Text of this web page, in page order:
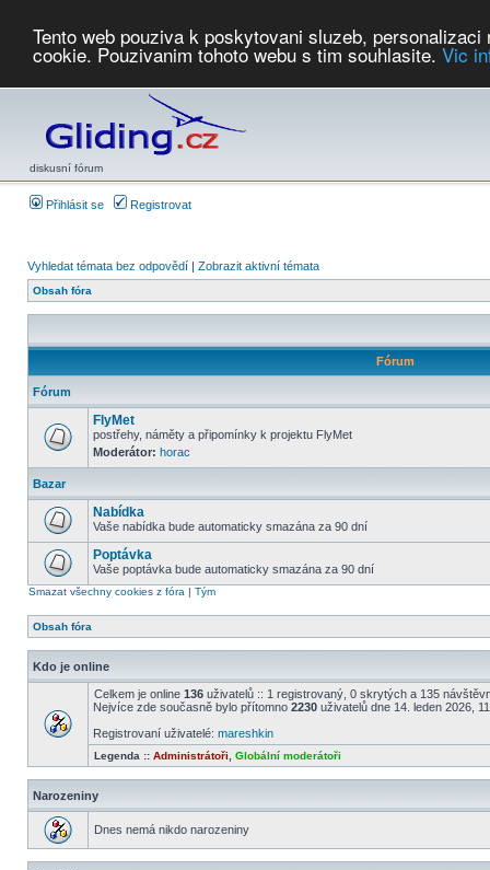
Tento web pouziva k poskytovani sluzeb,
cookie. Pouzivanim tohoto webu s tim souhlasite. Vic
diskusní fórum
Přihlásit se Registrovat
Vyhledat témata bez odpovědí | Zobrazit aktivní témata
Obsah fóra
Fórum
Fórum
FlyMet
postřehy, náměty a připomínky k projektu FlyMet
Moderátor: horac
Bazar
Nabídka
Vaše nabídka bude automaticky smazána za 90 dní
Poptávka
Vaše poptávka bude automaticky smazána za 90 dní
Smazat všechny cookies z fóra | Tým
Obsah fóra
Kdo je online
Celkem je online 136 uživatelů :: 1 registrovaný, 0 skrytých a 135
Nejvíce zde současně bylo přítomno 2230 uživatelů dne 14. leden 2026,
Registrovaní uživatelé: mareshkin
Legenda :: Administrátoři Globální moderátoři
Narozeniny
Dnes nemá nikdo narozeniny